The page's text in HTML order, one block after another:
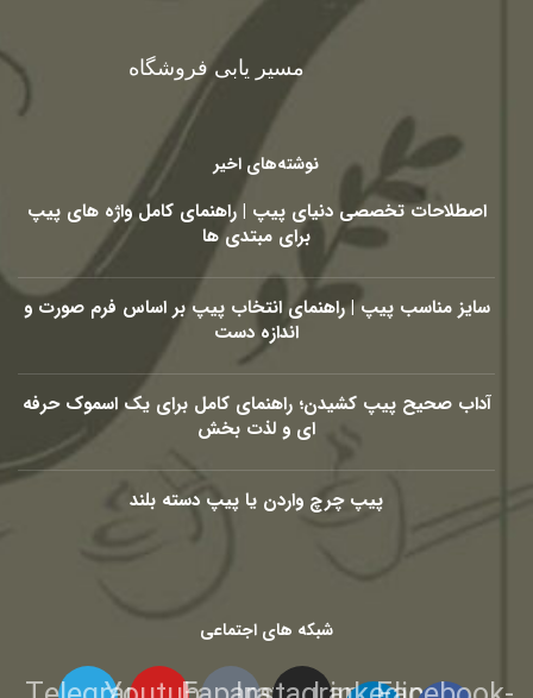
مسیر یابی فروشگاه
نوشته‌های اخیر
اصطلاحات تخصصی دنیای پیپ | راهنمای کامل واژه های پیپ
برای مبتدی ها
سایز مناسب پیپ | راهنمای انتخاب پیپ بر اساس فرم صورت و
اندازه دست
آداب صحیح پیپ کشیدن؛ راهنمای کامل برای یک اسموک حرفه
ای و لذت بخش
پیپ چرچ واردن یا پیپ دسته بلند
شبکه های اجتماعی